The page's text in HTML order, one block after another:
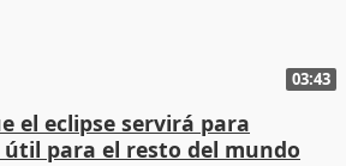
03:43
el eclipse servirá para
para el resto del mundo